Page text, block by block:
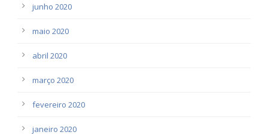
junho 2020
maio 2020
abril 2020
março 2020
fevereiro 2020
janeiro 2020